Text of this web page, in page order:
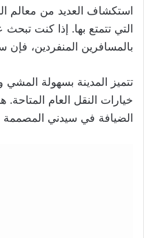
استكشاف العديد من معالم
التي تتمتع بها. إذا كنت
بالمسافرين المنفردين، فإن
تتميز المدينة بسهولة المشي
خيارات النقل العام المتاحة.
الضيافة في سيدني المصممة